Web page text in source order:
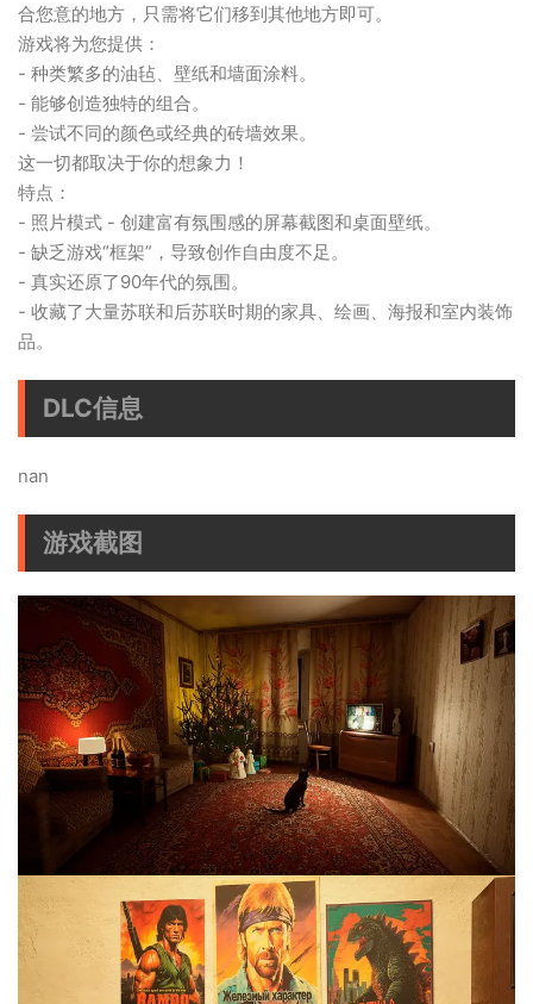
合您意的地方，只需将它们移到其他地方即可。
游戏将为您提供：
- 种类繁多的油毡、壁纸和墙面涂料。
- 能够创造独特的组合。
- 尝试不同的颜色或经典的砖墙效果。
这一切都取决于你的想象力！
特点：
- 照片模式 - 创建富有氛围感的屏幕截图和桌面壁纸。
- 缺乏游戏“框架”，导致创作自由度不足。
- 真实还原了90年代的氛围。
- 收藏了大量苏联和后苏联时期的家具、绘画、海报和室内装饰
品。
DLC信息
nan
游戏截图